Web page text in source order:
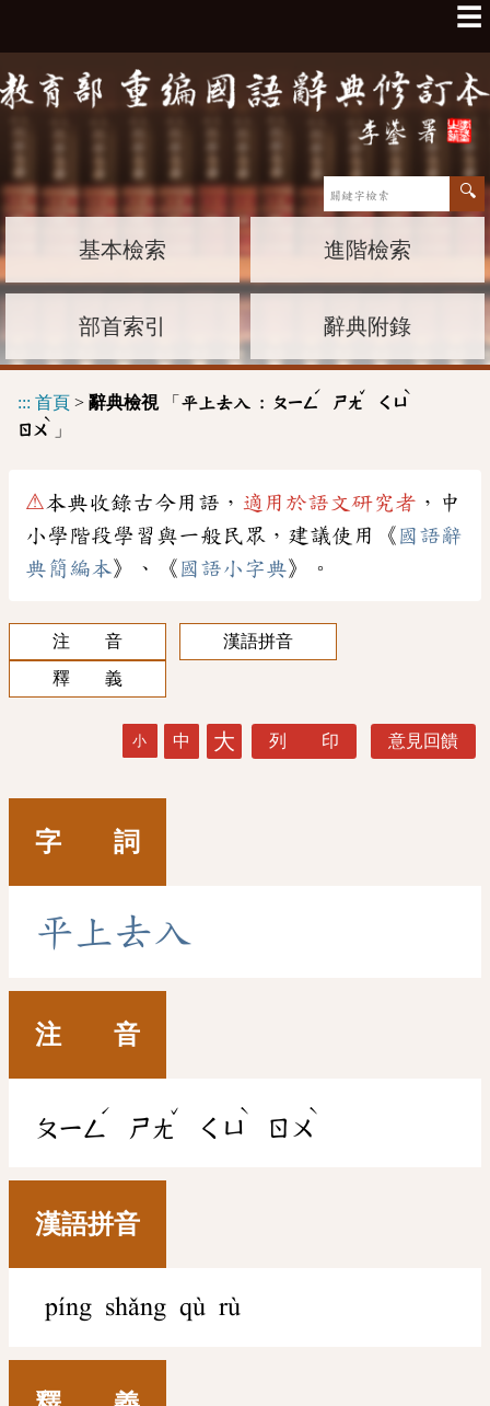
☰
基本檢索 進階檢索
部首索引 辭典附錄
::: 首頁 > 辭典檢視「 平上去入 : ㄆㄧㄥ
ˊ
ㄕㄤ
ˇ
ㄑㄩ
ˋ
ㄖㄨ
ˋ
」
⚠本典收錄古今用語， 適用於語文研究者 ，中
小學階段學習與一般民眾，建議使用《 國語辭
典簡編本》、《 國語小字典》。
注 音
漢語拼音
釋 義
小 中 大 列 印 意見回饋
字 詞
平 上去入
注 音
ㄆㄧㄥ
ˊ
ㄕㄤ
ˇ
ㄑㄩ
ˋ
ㄖㄨ
ˋ
漢語拼音
píng shǎng qù rù